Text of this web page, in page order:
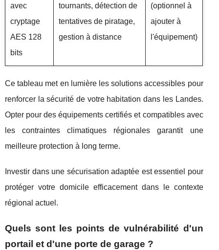
avec
cryptage
AES 128
bits
tournants, détection de
tentatives de piratage,
gestion à distance
(optionnel à
ajouter à
l'équipement)
Ce tableau met en lumière les solutions accessibles pour
renforcer la sécurité de votre habitation dans les Landes.
Opter pour des équipements certifiés et compatibles avec
les contraintes climatiques régionales garantit une
meilleure protection à long terme.
Investir dans une sécurisation adaptée est essentiel pour
protéger votre domicile efficacement dans le contexte
régional actuel.
Quels sont les points de vulnérabilité d'un
portail et d'une porte de garage ?